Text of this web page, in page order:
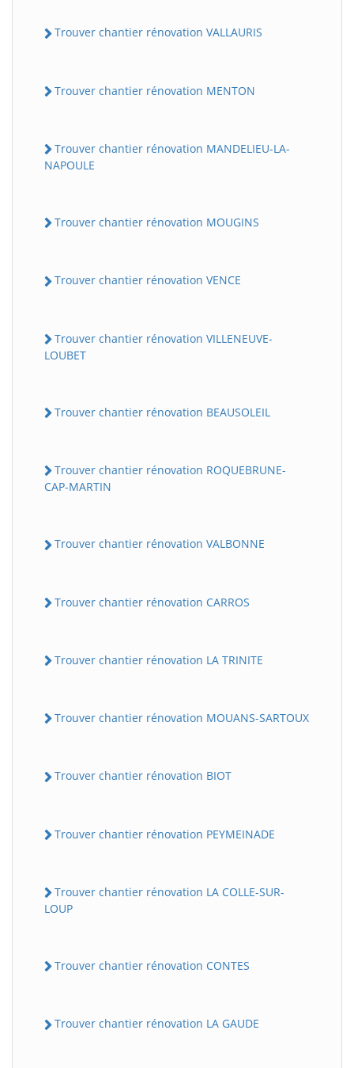
Trouver chantier rénovation VALLAURIS
Trouver chantier rénovation MENTON
Trouver chantier rénovation MANDELIEU-LA-
NAPOULE
Trouver chantier rénovation MOUGINS
Trouver chantier rénovation VENCE
Trouver chantier rénovation VILLENEUVE-
LOUBET
Trouver chantier rénovation BEAUSOLEIL
Trouver chantier rénovation ROQUEBRUNE-
CAP-MARTIN
Trouver chantier rénovation VALBONNE
Trouver chantier rénovation CARROS
Trouver chantier rénovation LA TRINITE
Trouver chantier rénovation MOUANS-SARTOUX
Trouver chantier rénovation BIOT
Trouver chantier rénovation PEYMEINADE
Trouver chantier rénovation LA COLLE-SUR-
LOUP
Trouver chantier rénovation CONTES
Trouver chantier rénovation LA GAUDE